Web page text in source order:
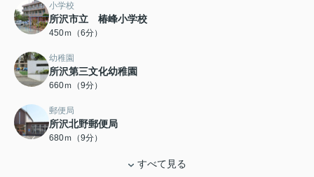
小学校
所沢市立 椿峰小学校
450ｍ（6分）
幼稚園
所沢第三文化幼稚園
660ｍ（9分）
郵便局
所沢北野郵便局
680ｍ（9分）
すべて見る